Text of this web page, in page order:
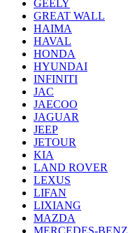
GEELY
GREAT WALL
HAIMA
HAVAL
HONDA
HYUNDAI
INFINITI
JAC
JAECOO
JAGUAR
JEEP
JETOUR
KIA
LAND ROVER
LEXUS
LIFAN
LIXIANG
MAZDA
MERCEDES-BENZ